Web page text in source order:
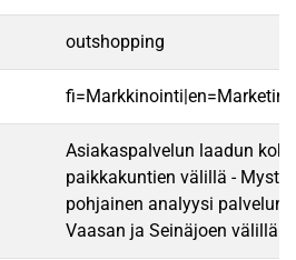
outshopping
Asiakaspalvelun laadun
paikkakuntien välillä -
pohjainen analyysi palvelun
Vaasan ja Seinäjoen välillä